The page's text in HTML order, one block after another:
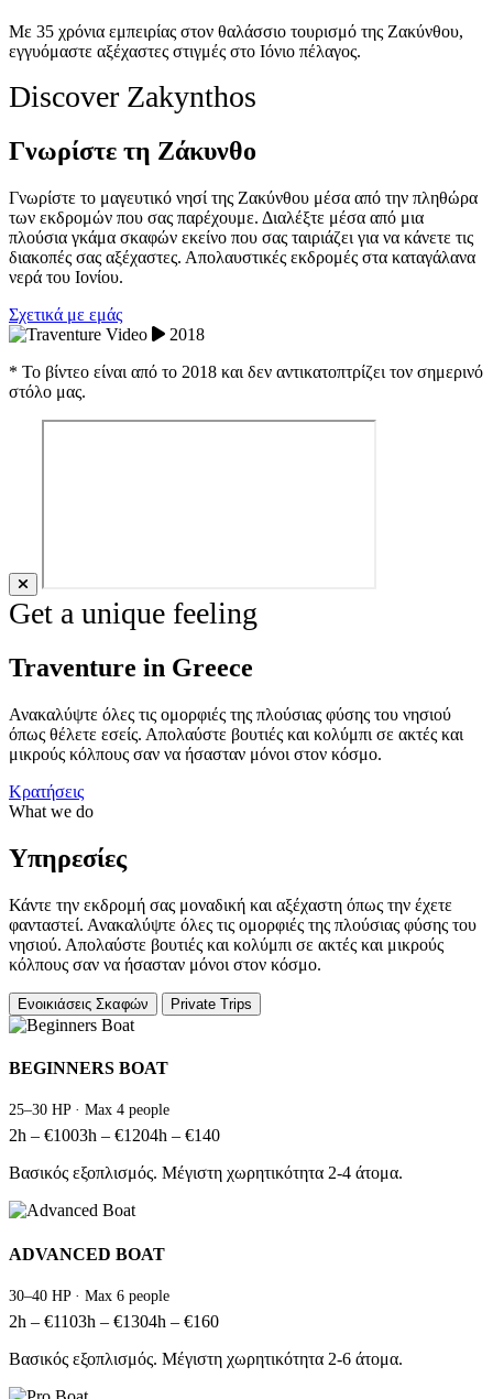
Με 35 χρόνια εμπειρίας στον θαλάσσιο τουρισμό της Ζακύνθου,
εγγυόμαστε αξέχαστες στιγμές στο Ιόνιο πέλαγος.
Discover Zakynthos
Γνωρίστε τη Ζάκυνθο
Γνωρίστε το μαγευτικό νησί της Ζακύνθου μέσα από την πληθώρα
των εκδρομών που σας παρέχουμε. Διαλέξτε μέσα από μια
πλούσια γκάμα σκαφών εκείνο που σας ταιριάζει για να κάνετε τις
διακοπές σας αξέχαστες. Απολαυστικές εκδρομές στα καταγάλανα
νερά του Ιονίου.
Σχετικά με εμάς
2018
* Το βίντεο είναι από το 2018 και δεν αντικατοπτρίζει τον σημερινό
στόλο μας.
Get a unique feeling
Traventure in Greece
Ανακαλύψτε όλες τις ομορφιές της πλούσιας φύσης του νησιού
όπως θέλετε εσείς. Απολαύστε βουτιές και κολύμπι σε ακτές και
μικρούς κόλπους σαν να ήσασταν μόνοι στον κόσμο.
Κρατήσεις
What we do
Υπηρεσίες
Κάντε την εκδρομή σας μοναδική και αξέχαστη όπως την έχετε
φανταστεί. Ανακαλύψτε όλες τις ομορφιές της πλούσιας φύσης του
νησιού. Απολαύστε βουτιές και κολύμπι σε ακτές και μικρούς
κόλπους σαν να ήσασταν μόνοι στον κόσμο.
Ενοικιάσεις Σκαφών Private Trips
BEGINNERS BOAT
25–30 HP · Max 4 people
2h – €1003h – €1204h – €140
Βασικός εξοπλισμός. Μέγιστη χωρητικότητα 2-4 άτομα.
ADVANCED BOAT
30–40 HP · Max 6 people
2h – €1103h – €1304h – €160
Βασικός εξοπλισμός. Μέγιστη χωρητικότητα 2-6 άτομα.